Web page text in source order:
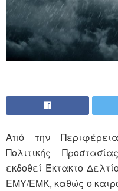
Από την
Πολιτικής
εκδοθεί Έκτακτο
ΕΜΥ/ΕΜΚ, καθώς ο